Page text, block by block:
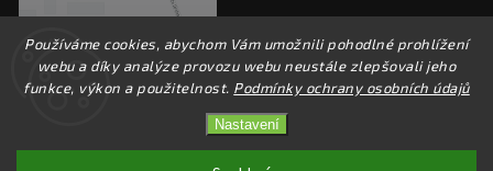
Používáme cookies, abychom Vám umožnili pohodlné prohlížení
webu a díky analýze provozu webu neustále zlepšovali jeho
funkce, výkon a použitelnost. Podmínky ochrany osobních údajů
Nastavení
perfect factory. Všechna práva vyhrazena.
Upravit nastavení cookies